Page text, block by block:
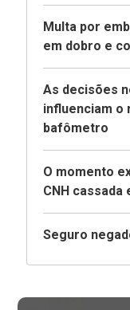
Multa por
em dobro e
As decisões
influenciam o
bafômetro
O momento
CNH
Seguro